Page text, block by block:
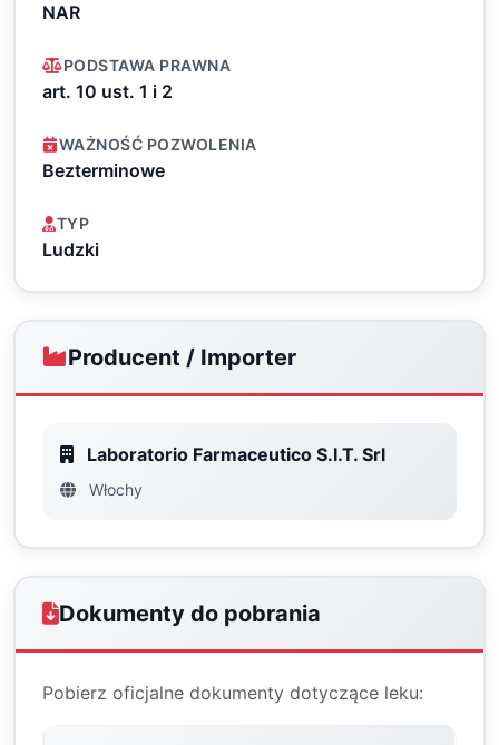
NAR
PODSTAWA PRAWNA
art. 10 ust. 1 i 2
WAŻNOŚĆ POZWOLENIA
Bezterminowe
TYP
Ludzki
Producent / Importer
Laboratorio Farmaceutico S.I.T. Srl
Włochy
Dokumenty do pobrania
Pobierz oficjalne dokumenty dotyczące leku: